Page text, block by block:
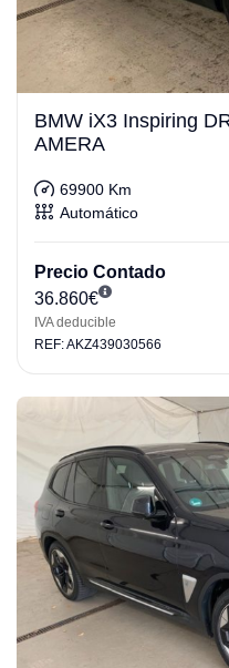
BMW iX3 Inspiring
AMERA
69900 Km
Automático
Precio Contado
36.860€
IVA deducible
REF: AKZ439030566